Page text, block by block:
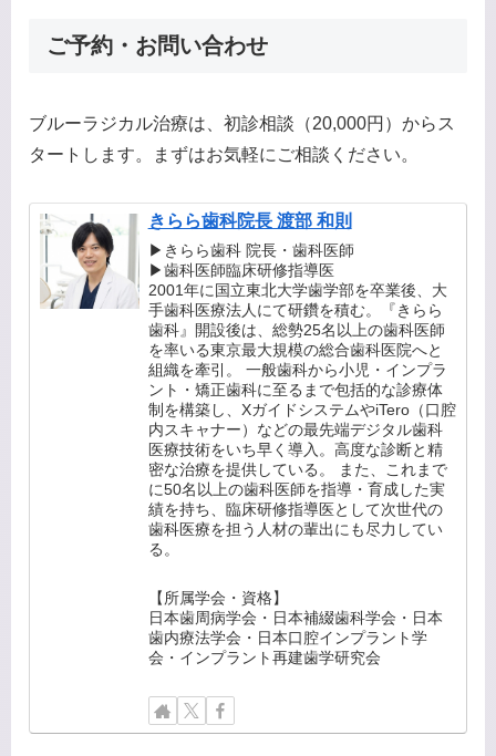
ご予約・お問い合わせ
ブルーラジカル治療は、初診相談（20,000円）からス
タートします。まずはお気軽にご相談ください。
きらら歯科院長 渡部 和則
▶きらら歯科 院長・歯科医師
▶歯科医師臨床研修指導医
2001年に国立東北大学歯学部を卒業後、大
手歯科医療法人にて研鑽を積む。『きらら
歯科』開設後は、総勢25名以上の歯科医師
を率いる東京最大規模の総合歯科医院へと
組織を牽引。 一般歯科から小児・インプラ
ント・矯正歯科に至るまで包括的な診療体
制を構築し、XガイドシステムやiTero（口腔
内スキャナー）などの最先端デジタル歯科
医療技術をいち早く導入。高度な診断と精
密な治療を提供している。 また、これまで
に50名以上の歯科医師を指導・育成した実
績を持ち、臨床研修指導医として次世代の
歯科医療を担う人材の輩出にも尽力してい
る。
【所属学会・資格】
日本歯周病学会・日本補綴歯科学会・日本
歯内療法学会・日本口腔インプラント学
会・インプラント再建歯学研究会